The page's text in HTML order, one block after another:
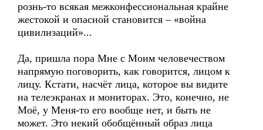
рознь-то всякая межконфессиональная крайне
жестокой и опасной становится – «война
цивилизаций»...
Да, пришла пора Мне с Моим человечеством
напрямую поговорить, как говорится, лицом к
лицу. Кстати, насчёт лица, которое вы видите
на телеэкранах и мониторах. Это, конечно, не
Моё, у Меня-то его вообще нет, и быть не
может. Это некий обобщённый образ лица